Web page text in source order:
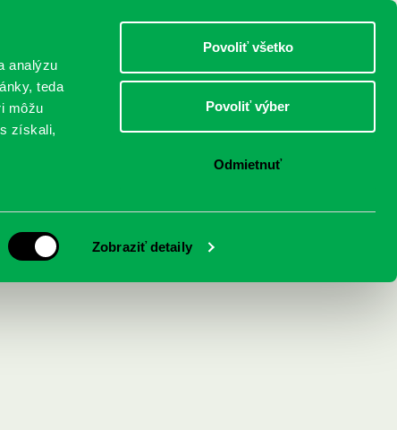
analýzu
teda
môžu
získali,
Zobraziť detaily
Povoliť všetko
Povoliť výber
Odmietnuť
DOSPELÍ